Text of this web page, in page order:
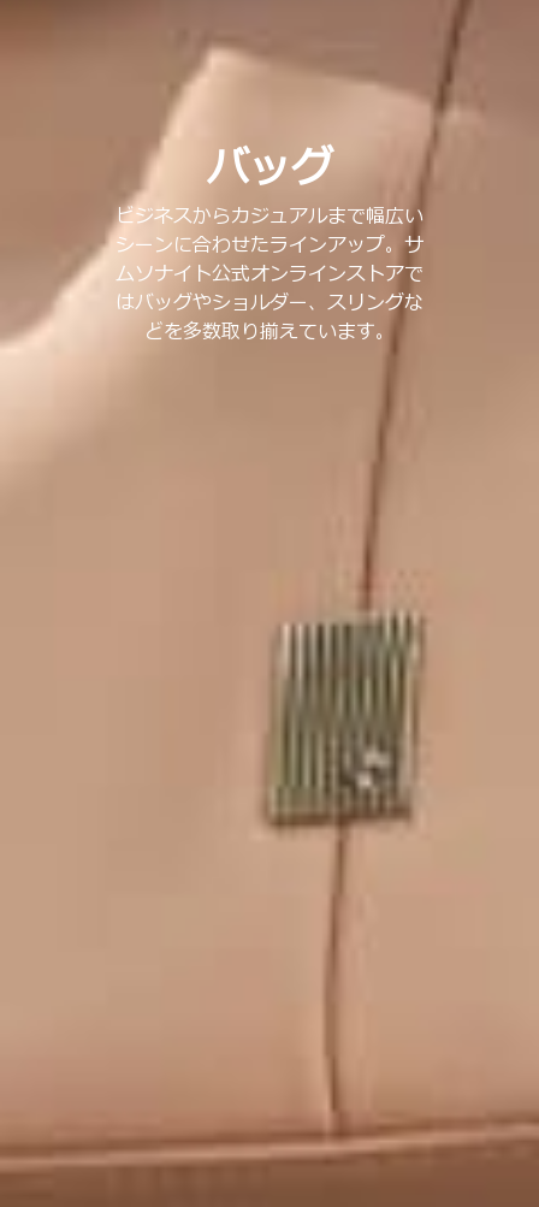
バッグ
ビジネスからカジュアルまで幅広い
シーンに合わせたラインアップ。サ
ムソナイト公式オンラインストアで
はバッグやショルダー、スリングな
どを多数取り揃えています。